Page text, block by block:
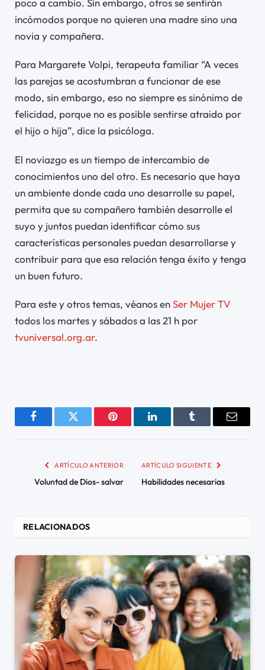
poco a cambio. Sin embargo, otros se sentirán
incómodos porque no quieren una madre sino una
novia y compañera.
Para Margarete Volpi, terapeuta familiar “A veces
las parejas se acostumbran a funcionar de ese
modo, sin embargo, eso no siempre es sinónimo de
felicidad, porque no es posible sentirse atraido por
el hijo o hija”, dice la psicóloga.
El noviazgo es un tiempo de intercambio de
conocimientos uno del otro. Es necesario que haya
un ambiente donde cada uno desarrolle su papel,
permita que su compañero también desarrolle el
suyo y juntos puedan identificar cómo sus
características personales puedan desarrollarse y
contribuir para que esa relación tenga éxito y tenga
un buen futuro.
Para este y otros temas, véanos enSer Mujer TV
todos los martes y sábados a las 21 h por
tvuniversal.org.ar.
FacebookTwitter Pinterest LinkedInTumblr Email
ARTÍCULO ANTERIOR
Voluntad de Dios- salvar
ARTÍCULO SIGUIENTE
Habilidades necesarias
RELACIONADOS